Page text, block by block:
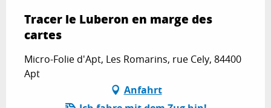
Tracer le Luberon en marge des
cartes
Micro-Folie d'Apt, Les Romarins, rue Cely, 84400
Apt
Anfahrt